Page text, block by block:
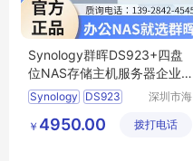
Synology群晖DS923+四盘
位NAS存储主机服务器企业
级私有云
Synology
DS923
深圳市海
技有限公
￥ 4950.00 拨打电话